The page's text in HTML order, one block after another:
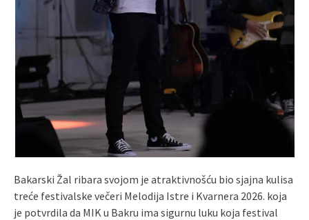
Bakarski Žal ribara svojom je atraktivnošću bio sjajna kulisa
treće festivalske večeri Melodija Istre i Kvarnera 2026. koja
je potvrdila da MIK u Bakru ima sigurnu luku koja festival